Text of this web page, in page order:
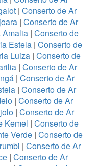
| Conserto de Ar
| Conserto de Ar
Amalia| Conserto de
Estela | Conserto de
Luiza | Conserto de
| Conserto de Ar
| Conserto de Ar
| Conserto de Ar
| Conserto de Ar
| Conserto de Ar
Kemel | Conserto de
Verde| Conserto de
| Conserto de Ar
| Conserto de Ar